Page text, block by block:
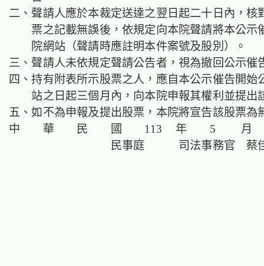
二、聲請人應於本裁定送達之翌日起二十日內，核
票之記載無誤後，依規定向本院聲請將本公示
院網站（聲請時應註明本件案號及股別）。
三、聲請人未依規定聲請公告者，視為撤回公示催
四、持有附表所示股票之人，應自本公示催告開始
站之日起三個月內，向本院申報其權利並提出
五、如不為申報及提出股票，本院將宣告該股票為
中 華 民 國 113 年 5 月
民事庭 司法事務官 蔡佳